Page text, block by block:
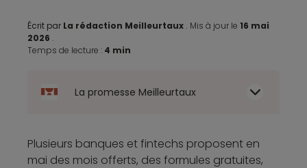
Écrit par La rédaction Meilleurtaux . Mis à jour le 16 mai
2026 .
Temps de lecture : 4 min
La promesse Meilleurtaux
Plusieurs banques et fintechs proposent en
mai des mois offerts, des formules gratuites,